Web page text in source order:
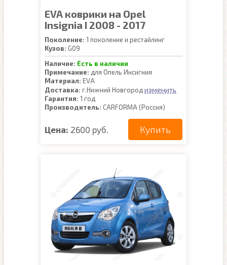
EVA коврики на Opel
Insignia I 2008 - 2017
Поколение: 1 поколение и рестайлинг
Кузов: G09
Наличие: Есть в наличии
Примечание: для Опель Инсигния
Материал: EVA
Доставка: г.Нижний Новгород изменить
Гарантия: 1 год
Производитель: CARFORMA (Россия)
Цена: 2600 руб. Купить